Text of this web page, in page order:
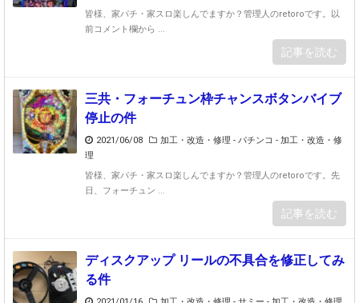
皆様、家パチ・家スロ楽しんでますか？管理人のretoroです。以
前コメント欄から ...
記事を読む
三共・フォーチュン枠チャンスボタンバイブ
停止の件
2021/06/08 加工・改造・修理 - パチンコ - 加工・改造・修
理
皆様、家パチ・家スロ楽しんでますか？管理人のretoroです。先
日、フォーチュン ...
記事を読む
ディスクアップ リールの不具合を修正してみ
る件